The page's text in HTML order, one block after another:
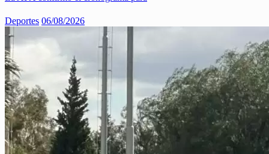
Deportes 06/08/2026